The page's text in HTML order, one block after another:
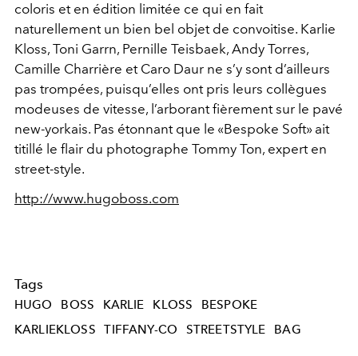
coloris et en édition limitée ce qui en fait
naturellement un bien bel objet de convoitise. Karlie
Kloss, Toni Garrn, Pernille Teisbaek, Andy Torres,
Camille Charrière et Caro Daur ne s’y sont d’ailleurs
pas trompées, puisqu’elles ont pris leurs collègues
modeuses de vitesse, l’arborant fièrement sur le pavé
new-yorkais. Pas étonnant que le «Bespoke Soft» ait
titillé le flair du photographe Tommy Ton, expert en
street-style.
http://www.hugoboss.com
Tags
HUGO BOSS KARLIE KLOSS
BESPOKE
KARLIEKLOSS
TIFFANY-CO STREETSTYLE BAG